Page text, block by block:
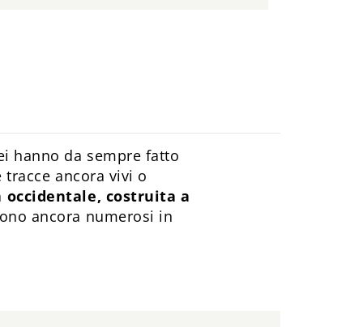
hanno da sempre fatto
ancora vivi o
occidentale, costruita a
ancora numerosi in